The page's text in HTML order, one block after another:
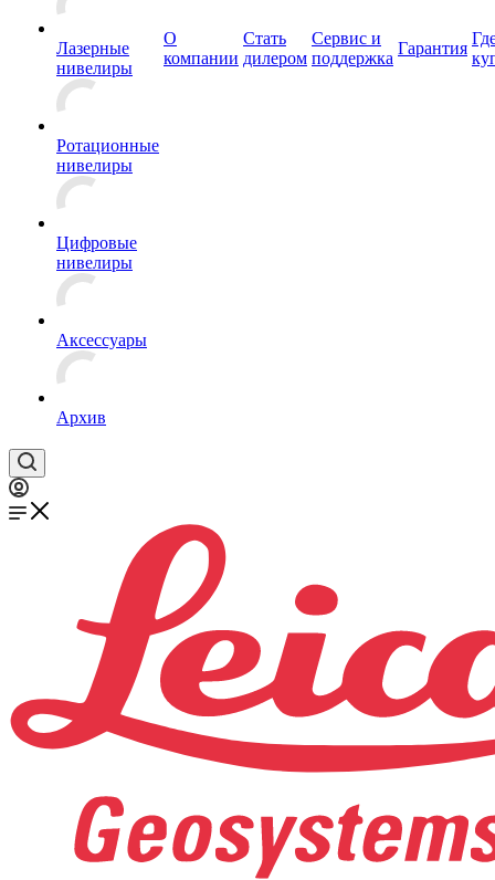
Лазерные
нивелиры
Ротационные
нивелиры
Цифровые
нивелиры
Аксессуары
Архив
О
компании
Стать
дилером
Сервис и
поддержка
Гарантия